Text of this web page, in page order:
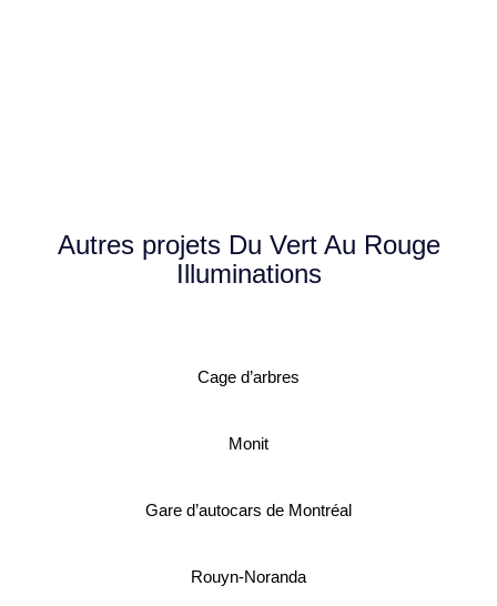
Autres projets Du Vert Au Rouge
Illuminations
Cage d’arbres
Monit
Gare d’autocars de Montréal
Rouyn-Noranda